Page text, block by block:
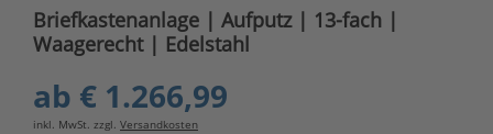
Briefkastenanlage | Aufputz | 13-fach |
Waagerecht | Edelstahl
ab € 1.266,99
inkl. MwSt. zzgl. Versandkosten